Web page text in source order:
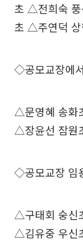
초 △전희숙
초 △주연덕
◇공모교장에
△문영혜 송화
△장윤선 잠원
◇공모교장 임
△구태회 숭신
△김유중 우신